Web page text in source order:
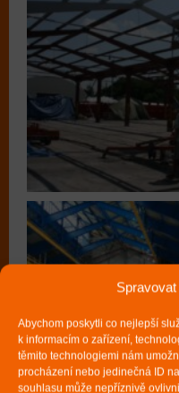
Abychom poskytli co nejlepší
k informacím o zařízení,
těmito technologiemi nám
procházení nebo jedinečná ID
souhlasu může nepříznivě